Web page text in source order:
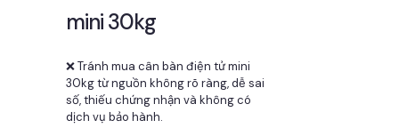
mini 30kg
❌ Tránh mua cân bàn điện tử mini
30kg từ nguồn không rõ ràng, dễ sai
số, thiếu chứng nhận và không có
dịch vụ bảo hành.